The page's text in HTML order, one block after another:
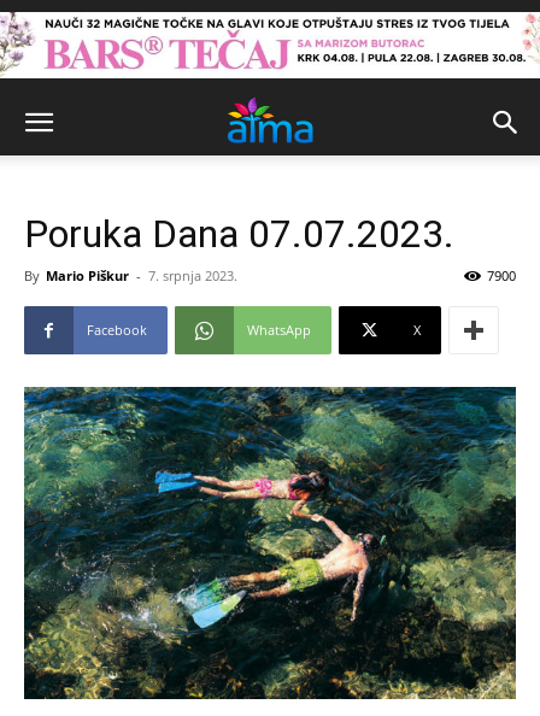
Poruka Dana 07.07.2023.
By Mario Piškur - 7. srpnja 2023. 7900
Facebook WhatsApp X